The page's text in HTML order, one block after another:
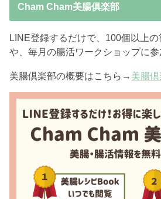
Cham Cham美腸俱楽部
LINE登録するだけで、100個以上
や、毎月の腸活ワークショップに参
美腸倶楽部の概要はこちら→ 美腸